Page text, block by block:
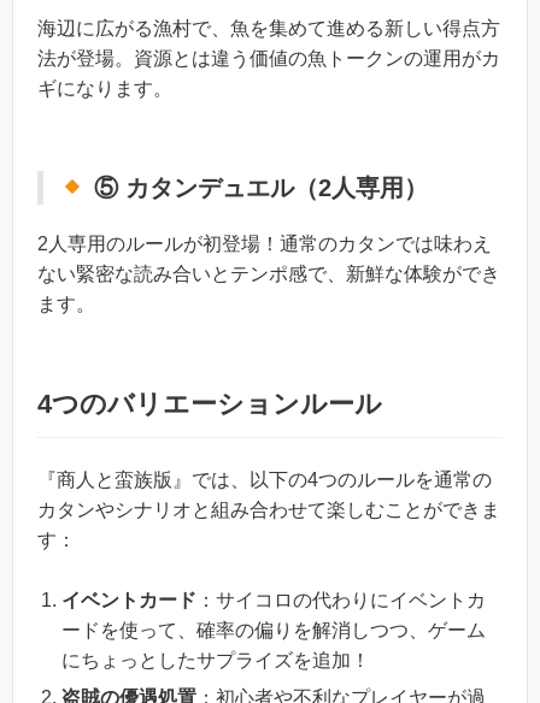
海辺に広がる漁村で、魚を集めて進める新しい得点方
法が登場。資源とは違う価値の魚トークンの運用がカ
ギになります。
⑤ カタンデュエル（2人専用）
2人専用のルールが初登場！通常のカタンでは味わえ
ない緊密な読み合いとテンポ感で、新鮮な体験ができ
ます。
4つのバリエーションルール
『商人と蛮族版』では、以下の4つのルールを通常の
カタンやシナリオと組み合わせて楽しむことができま
す：
イベントカード ：サイコロの代わりにイベントカ
ードを使って、確率の偏りを解消しつつ、ゲーム
にちょっとしたサプライズを追加！
盗賊の優遇処置 ：初心者や不利なプレイヤーが過